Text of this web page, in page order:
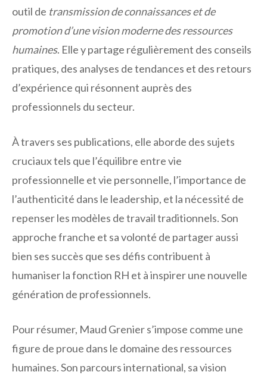
outil de transmission de connaissances et de
promotion d’une vision moderne des ressources
humaines. Elle y partage régulièrement des conseils
pratiques, des analyses de tendances et des retours
d’expérience qui résonnent auprès des
professionnels du secteur.
À travers ses publications, elle aborde des sujets
cruciaux tels que l’équilibre entre vie
professionnelle et vie personnelle, l’importance de
l’authenticité dans le leadership, et la nécessité de
repenser les modèles de travail traditionnels. Son
approche franche et sa volonté de partager aussi
bien ses succès que ses défis contribuent à
humaniser la fonction RH et à inspirer une nouvelle
génération de professionnels.
Pour résumer, Maud Grenier s’impose comme une
figure de proue dans le domaine des ressources
humaines. Son parcours international, sa vision